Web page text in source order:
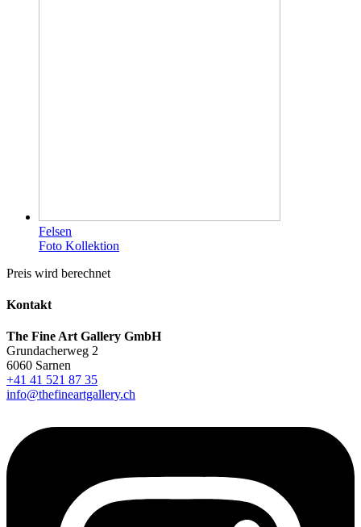
Felsen
Foto Kollektion
Preis wird berechnet
Kontakt
The Fine Art Gallery GmbH
Grundacherweg 2
6060 Sarnen
+41 41 521 87 35
info@thefineartgallery.ch